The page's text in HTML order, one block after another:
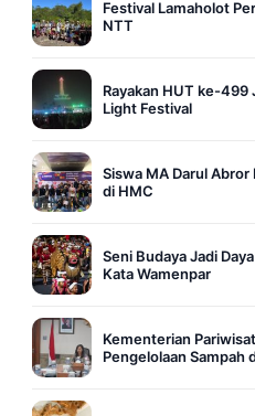
Festival Lamaholot
NTT
Rayakan HUT ke-499
Light Festival
Siswa MA Darul Abror
di HMC
Seni Budaya Jadi
Kata Wamenpar
Kementerian
Pengelolaan Sampah